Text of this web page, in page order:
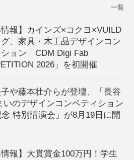
一覧
情報】カインズ×コクヨ×VUILD
、家具・木工品デザインコン
ョン「CDM Digi Fab
2026」を初開催
や藤本壮介らが登壇、「長谷
いのデザインコンペティション
特別講演会」が8月19日に開
情報】大賞賞金100万円！学生